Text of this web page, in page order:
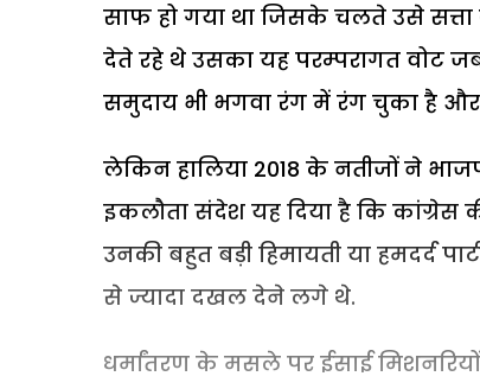
साफ हो गया था जिसके चलते उसे सत्ता
देते रहे थे उसका यह परम्परागत वोट
समुदाय भी भगवा रंग में रंग चुका है
लेकिन हालिया 2018 के नतीजों ने
इकलौता संदेश यह दिया है कि
उनकी बहुत बड़ी हिमायती या हमदर्द
से ज्यादा दखल देने लगे थे.
धर्मांतरण के मसले पर ईसाई